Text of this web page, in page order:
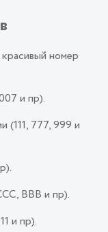
номер
и пр).
(111, 777, 999 и
ВВВ и пр).
и пр).